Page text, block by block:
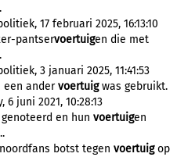
17 februari 2025, 16:13:10
pantservoertuigen die met
3 januari 2025, 11:41:53
een andervoertuigwas gebruikt.
juni 2021, 10:28:13
en hun voertuigen
botst tegen voertuigop